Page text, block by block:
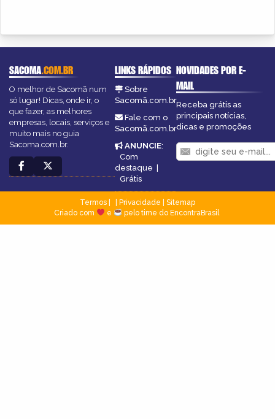
SACOMA.COM.BR
O melhor de Sacomã num
só lugar! Dicas, onde ir, o
que fazer, as melhores
empresas, locais, serviços e
muito mais no guia
Sacoma.com.br.
LINKS RÁPIDOS
Sobre
Sacomã.com.br
Fale com o
Sacomã.com.br
ANUNCIE:
Com
destaque |
Grátis
NOVIDADES POR E-
MAIL
Receba grátis as
principais notícias,
dicas e promoções
Termos Privacidade
Sitemap
Criado com
e pelo time do EncontraBrasil